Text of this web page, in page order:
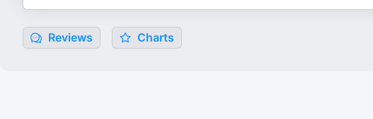
Reviews Charts